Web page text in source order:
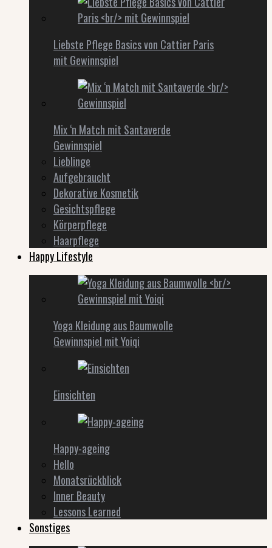
Liebste Pflege Basics von Cattier Paris
mit Gewinnspiel
Mix ‘n Match mit Santaverde
Gewinnspiel
Lieblinge
Aufgebraucht
Dekorative Kosmetik
Gesichtspflege
Körperpflege
Haarpflege
Happy Lifestyle
Yoga Kleidung aus Baumwolle
Gewinnspiel mit Yoiqi
Einsichten
Happy-ageing
Hello
Monatsrückblick
Inner Beauty
Lessons Learned
Sonstiges